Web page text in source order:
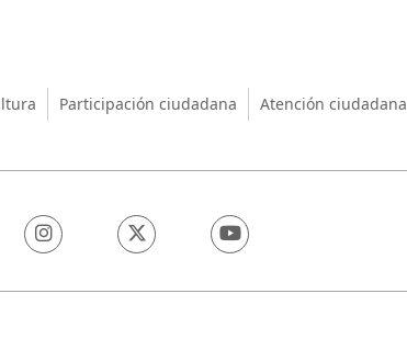
Participación ciudadana Atención ciudadana